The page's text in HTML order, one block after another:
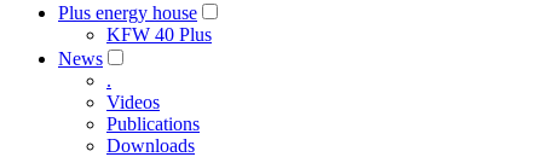
Plus energy house
KFW 40 Plus
News
.
Videos
Publications
Downloads